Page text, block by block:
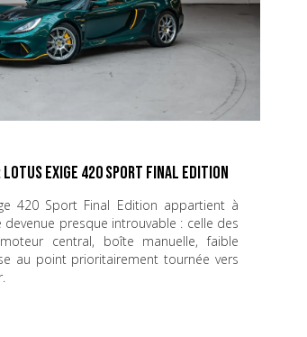
Lotus Exige 420 Sport Final Edition
420 Sport Final Edition appartient à
devenue presque introuvable : celle des
central, boîte manuelle, faible
au point prioritairement tournée vers